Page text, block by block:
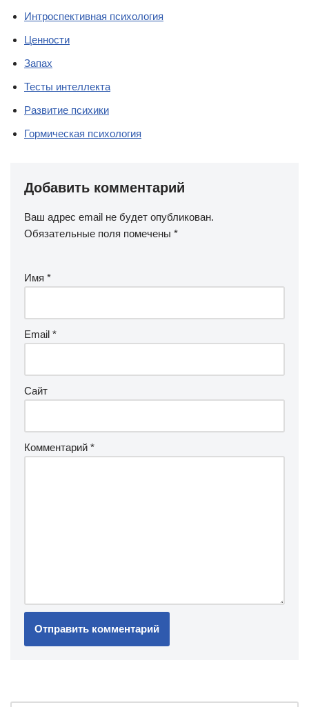
Интроспективная психология
Ценности
Запах
Тесты интеллекта
Развитие психики
Гормическая психология
Добавить комментарий
Ваш адрес email не будет опубликован.
Обязательные поля помечены *
Имя *
Email *
Сайт
Комментарий *